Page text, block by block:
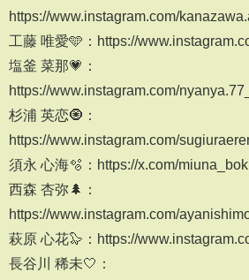
https://www.instagram.com/
工藤 唯愛🩵：https://
塩釜 菜那💗：
https://www.instagram.com/
杉浦 英恋🧿：
https://www.instagram.com/
須永 心海🫧：https://x.com/
西森 杏弥🌲：
https://www.instagram.com/
萩原 心花🦭：https://
長谷川 稀未🤍：